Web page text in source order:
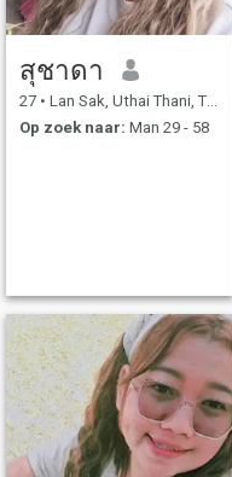
สุชาดา
27 • Lan Sak, Uthai Thani, Thailand
Op zoek naar: Man 29 - 58